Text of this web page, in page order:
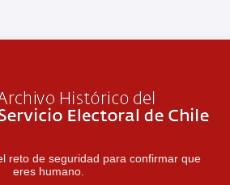
reto de seguridad para confirmar que
eres humano.